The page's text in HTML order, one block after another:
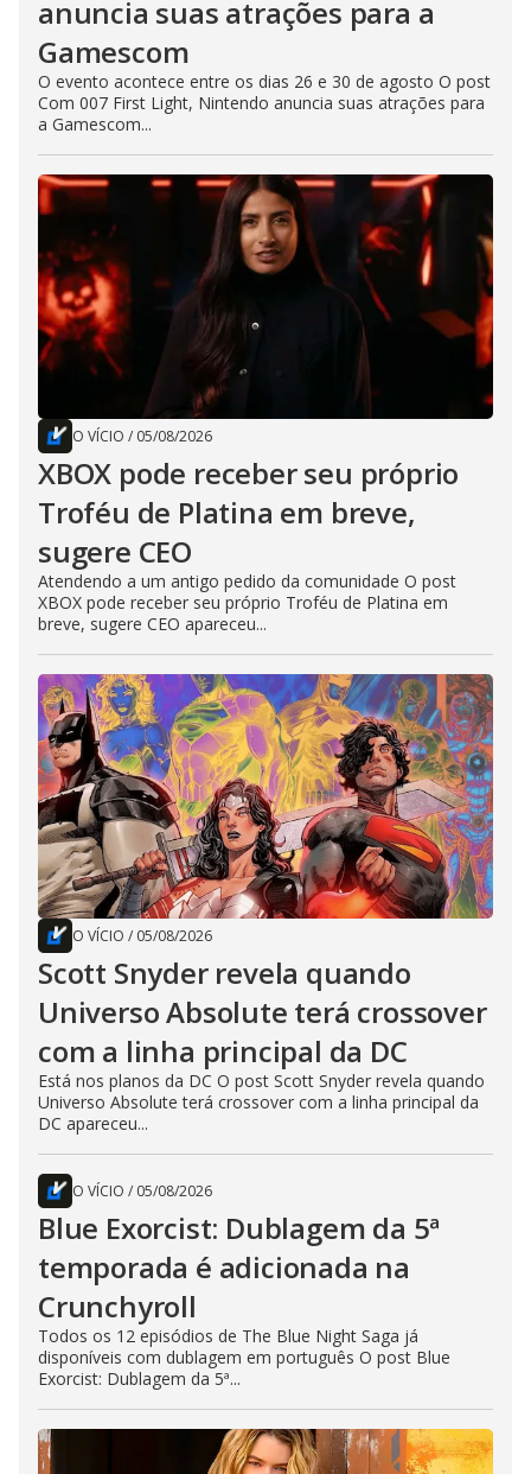
anuncia suas atrações para a
Gamescom
O evento acontece entre os dias 26 e 30 de agosto O post
Com 007 First Light, Nintendo anuncia suas atrações para
a Gamescom...
O VÍCIO / 05/08/2026
XBOX pode receber seu próprio
Troféu de Platina em breve,
sugere CEO
Atendendo a um antigo pedido da comunidade O post
XBOX pode receber seu próprio Troféu de Platina em
breve, sugere CEO apareceu...
O VÍCIO / 05/08/2026
Scott Snyder revela quando
Universo Absolute terá crossover
com a linha principal da DC
Está nos planos da DC O post Scott Snyder revela quando
Universo Absolute terá crossover com a linha principal da
DC apareceu...
O VÍCIO / 05/08/2026
Blue Exorcist: Dublagem da 5ª
temporada é adicionada na
Crunchyroll
Todos os 12 episódios de The Blue Night Saga já
disponíveis com dublagem em português O post Blue
Exorcist: Dublagem da 5ª...